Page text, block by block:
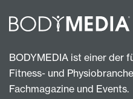
BODYMEDIA ist einer der
Fitness- und
Fachmagazine und Events.